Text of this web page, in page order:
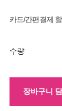
카드/간편결제
수량
장바구니